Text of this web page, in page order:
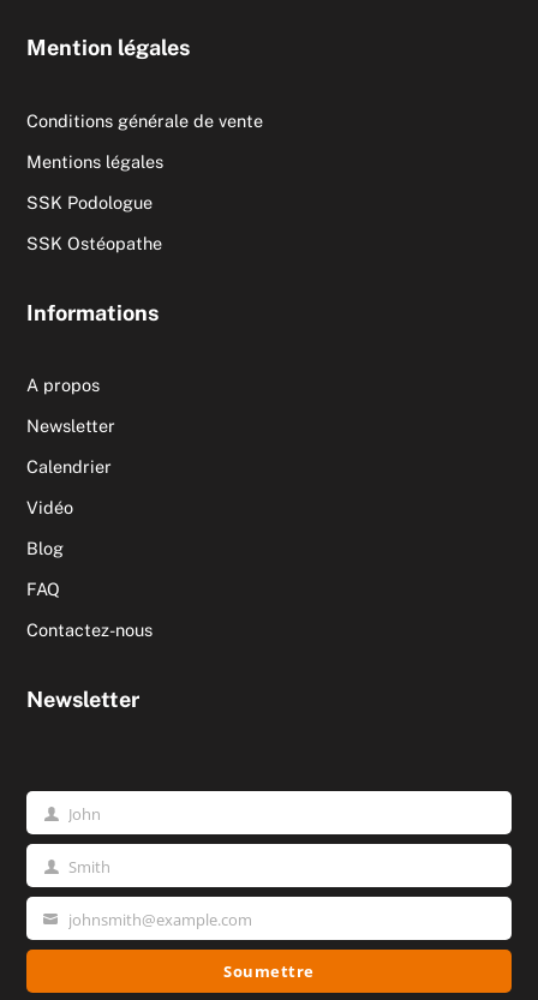
Mention légales
Conditions générale de vente
Mentions légales
SSK Podologue
SSK Ostéopathe
Informations
A propos
Newsletter
Calendrier
Vidéo
Blog
FAQ
Contactez-nous
Newsletter
PrénomJohn
Nom Smith
Votre
email
johnsmith@example.com
Soumettre